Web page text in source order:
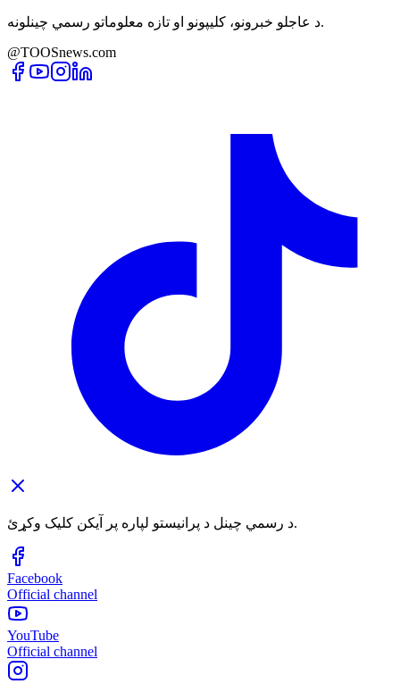
د عاجلو خبرونو، کلیپونو او تازه معلوماتو رسمي چینلونه.
@TOOSnews.com
د رسمي چینل د پرانیستو لپاره پر آیکن کلیک وکړئ.
Facebook
Official channel
YouTube
Official channel